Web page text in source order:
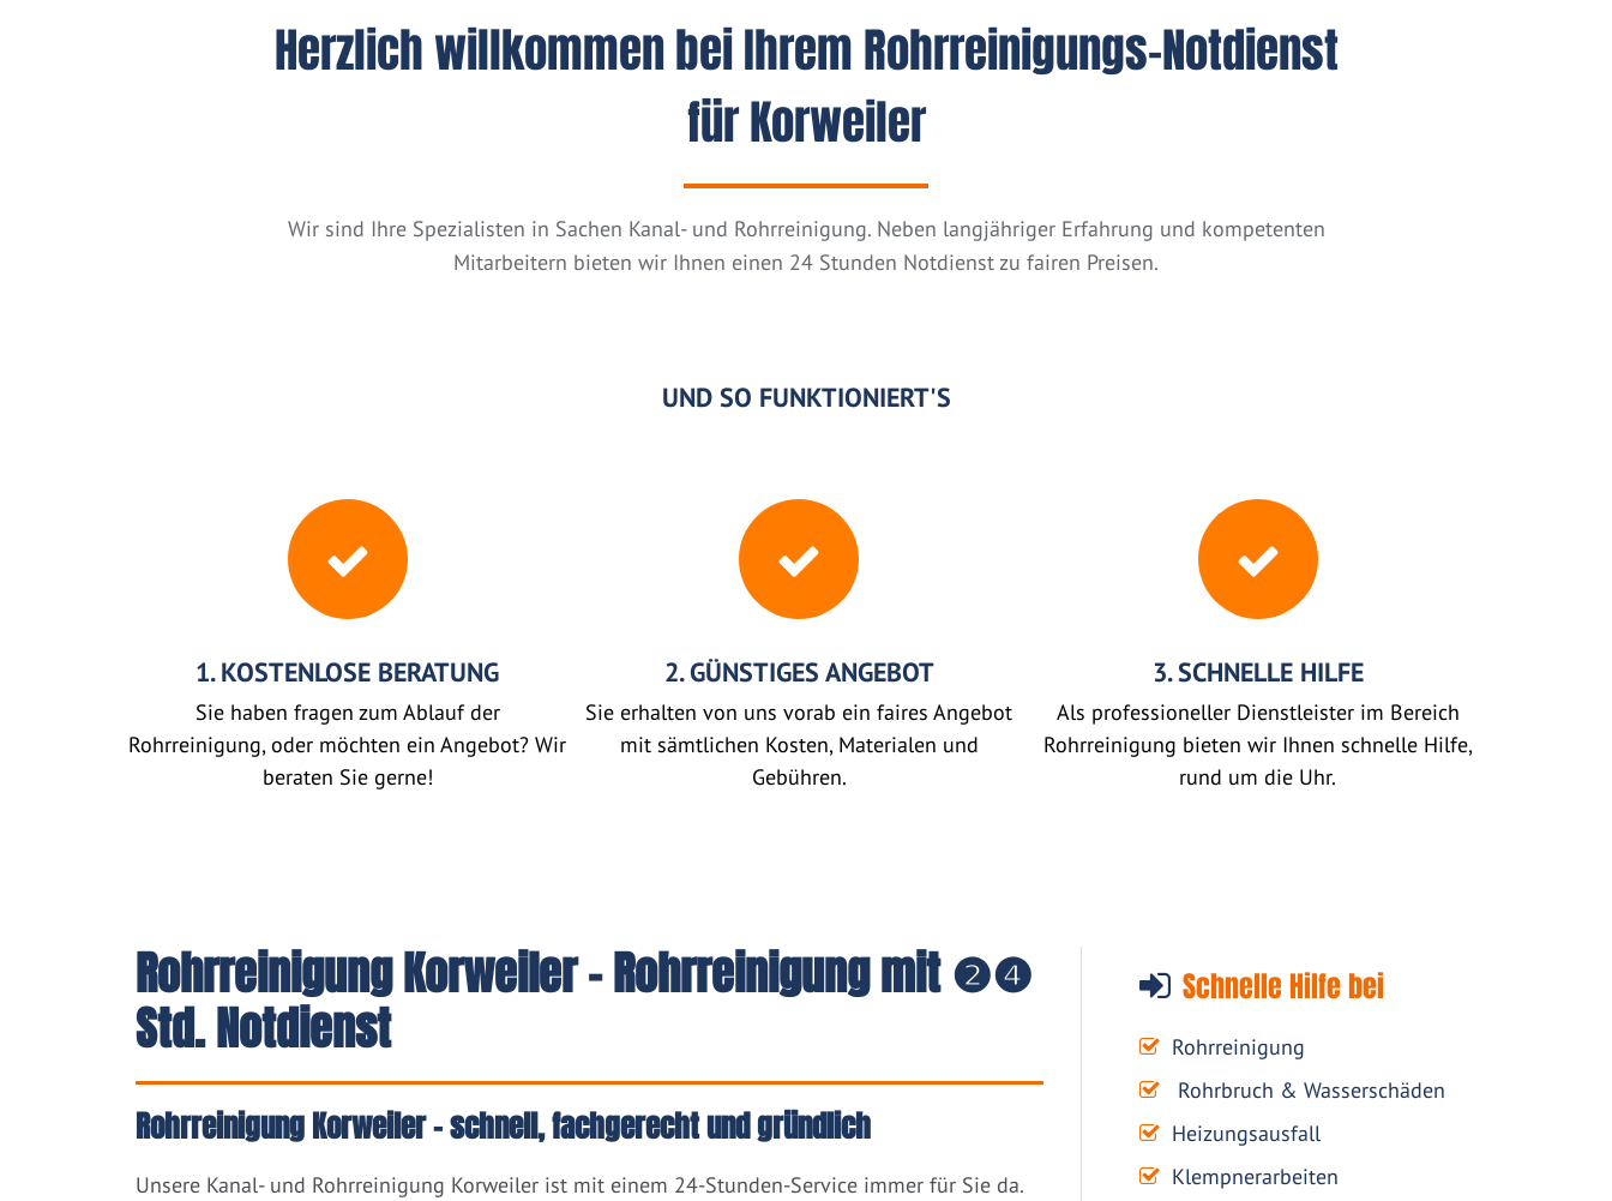
Herzlich willkommen bei Ihrem Rohrreinigungs-Notdienst
für Korweiler
Wir sind Ihre Spezialisten in Sachen Kanal- und Rohrreinigung. Neben langjähriger Erfahrung und kompetenten
Mitarbeitern bieten wir Ihnen einen 24 Stunden Notdienst zu fairen Preisen.
UND SO FUNKTIONIERT'S
1. KOSTENLOSE BERATUNG
Sie haben fragen zum Ablauf der
Rohrreinigung, oder möchten ein Angebot? Wir
beraten Sie gerne!
2. GÜNSTIGES ANGEBOT
Sie erhalten von uns vorab ein faires Angebot
mit sämtlichen Kosten, Materialen und
Gebühren.
3. SCHNELLE HILFE
Als professioneller Dienstleister im Bereich
Rohrreinigung bieten wir Ihnen schnelle Hilfe,
rund um die Uhr.
Schnelle Hilfe bei
Rohrreinigung
Rohrbruch & Wasserschäden
Heizungsausfall
Klempnerarbeiten
Rohrreinigung Korweiler - Rohrreinigung mit ❷❹
Std. Notdienst
Rohrreinigung Korweiler – schnell, fachgerecht und gründlich
Unsere Kanal- und Rohrreinigung Korweiler ist mit einem 24-Stunden-Service immer für Sie da.